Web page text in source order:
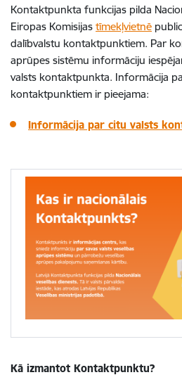
Kontaktpunkta funkcijas pilda
Eiropas Komisijas tīmekļvietnē
dalībvalstu kontaktpunktiem. Par
aprūpes sistēmu informāciju
valsts kontaktpunkta. Informācija
kontaktpunktiem ir pieejama:
Informācija par citu valsts
Kā izmantot Kontaktpunktu?